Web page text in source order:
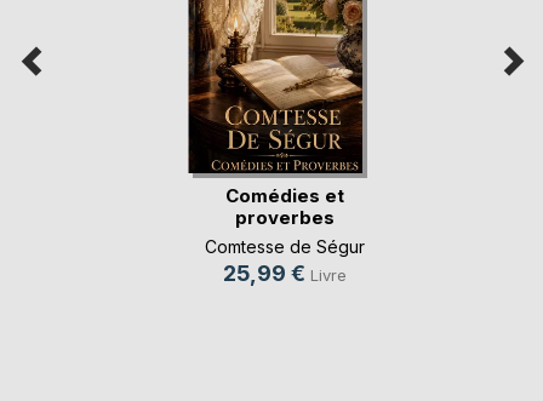
Comédies et
proverbes
Comtesse de Ségur
25,99 € Livre